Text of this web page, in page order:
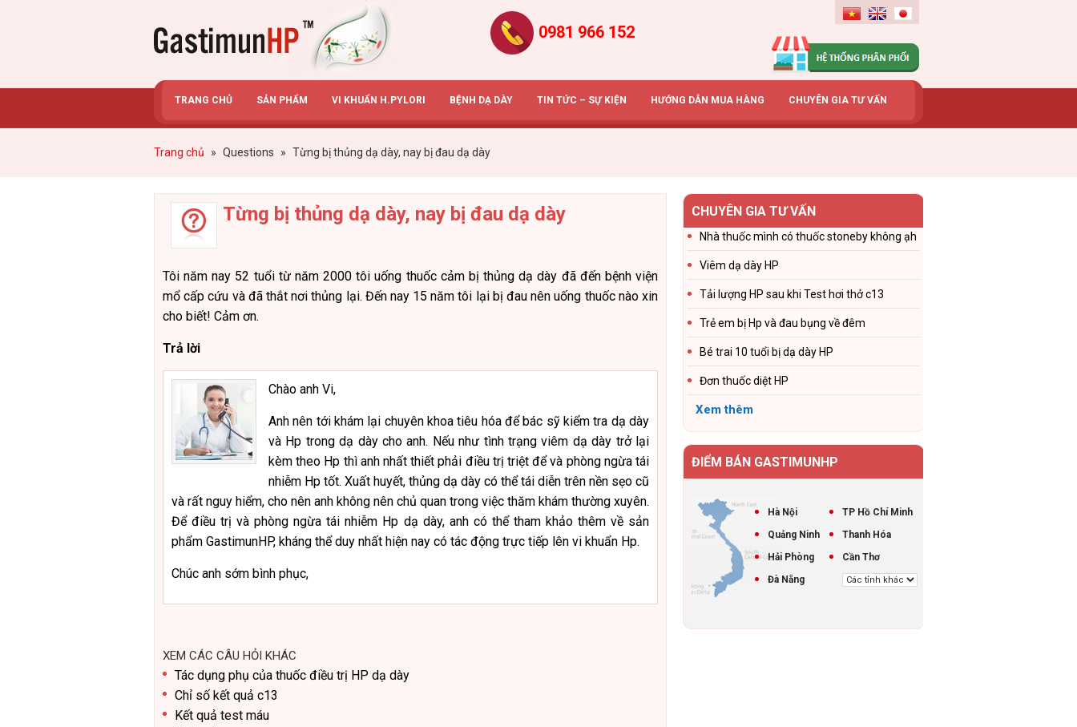
0981 966 152
TRANG CHỦ SẢN PHẨM VI KHUẨN H.PYLORI BỆNH DẠ DÀY TIN TỨC – SỰ KIỆN HƯỚNG DẪN MUA HÀNG CHUYÊN GIA TƯ VẤN
Trang chủ » Questions » Từng bị thủng dạ dày, nay bị đau dạ dày
Từng bị thủng dạ dày, nay bị đau dạ dày
Tôi năm nay 52 tuổi từ năm 2000 tôi uống thuốc cảm bị thủng dạ dày đã đến bệnh viện
mổ cấp cứu và đã thắt nơi thủng lại. Đến nay 15 năm tôi lại bị đau nên uống thuốc nào xin
cho biết! Cảm ơn.
Trả lời
Chào anh Vi,
Anh nên tới khám lại chuyên khoa tiêu hóa để bác sỹ kiểm tra dạ dày
và Hp trong dạ dày cho anh. Nếu như tình trạng viêm dạ dày trở lại
kèm theo Hp thì anh nhất thiết phải điều trị triệt để và phòng ngừa tái
nhiễm Hp tốt. Xuất huyết, thủng dạ dày có thể tái diễn trên nền sẹo cũ
và rất nguy hiểm, cho nên anh không nên chủ quan trong việc thăm khám thường xuyên.
Để điều trị và phòng ngừa tái nhiễm Hp dạ dày, anh có thể tham khảo thêm về sản
phẩm GastimunHP, kháng thể duy nhất hiện nay có tác động trực tiếp lên vi khuẩn Hp.
Chúc anh sớm bình phục,
XEM CÁC CÂU HỎI KHÁC
Tác dụng phụ của thuốc điều trị HP dạ dày
Chỉ số kết quả c13
Kết quả test máu
CHUYÊN GIA TƯ VẤN
Nhà thuốc mình có thuốc stoneby không ạh
Viêm dạ dày HP
Tải lượng HP sau khi Test hơi thở c13
Trẻ em bị Hp và đau bụng về đêm
Bé trai 10 tuổi bị dạ dày HP
Đơn thuốc diệt HP
Xem thêm
ĐIỂM BÁN GASTIMUNHP
Hà Nội
TP Hồ Chí Minh
Quảng Ninh
Thanh Hóa
Hải Phòng
Cần Thơ
Đà Nẵng